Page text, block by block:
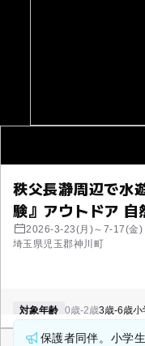
秩父長瀞周辺で水
験』アウトドア 自
2026-3-23(月)～7-17(金)
埼玉県児玉郡神川町
対象年齢 0歳-2歳3歳-6歳小
保護者同伴。小学